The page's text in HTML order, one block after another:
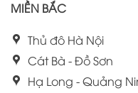
MIỀN BẮC
Thủ đô Hà Nội
Cát Bà - Đồ Sơn
Hạ Long - Quảng